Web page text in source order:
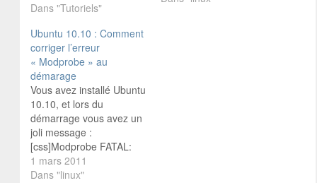
Dans "Tutoriels"
Ubuntu 10.10 : Comment
corriger l’erreur
« Modprobe » au
démarage
Vous avez installé Ubuntu
10.10, et lors du
démarrage vous avez un
joli message :
[css]Modprobe FATAL:
Could not load
/lib/modules/2.6.35-22-
1 mars 2011
Dans "linux"